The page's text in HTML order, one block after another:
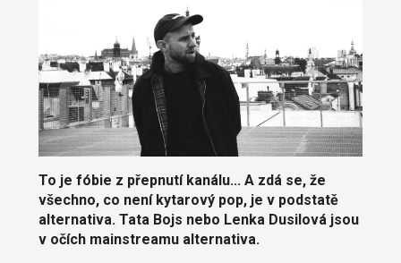
To je fóbie z přepnutí kanálu... A zdá se, že
všechno, co není kytarový pop, je v podstatě
alternativa. Tata Bojs nebo Lenka Dusilová jsou
v očích mainstreamu alternativa.